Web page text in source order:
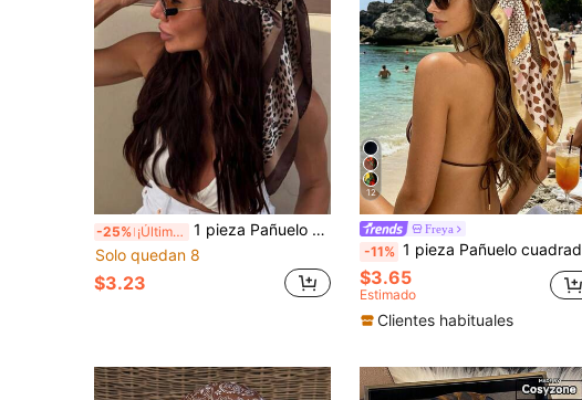
-25% ¡Últimos 3 días
1 pieza Pañuelo cuadrado de mujer con estampado de leopardo bohemio vintage, adecuado para uso diario, vacaciones en la playa, ceremonia de graduación, regreso a la escuela, celebración, fiesta
Solo quedan 8
$3.23
12
Freya
-11% 1 pieza Pañuelo cuadrado de seda con estampado de leopardo en color caqui para mujer, pañuelo de satén suave y versátil para primavera/verano, playa y vacaciones, accesorio de moda para fiestas
$3.65
Estimado
Clientes habituales